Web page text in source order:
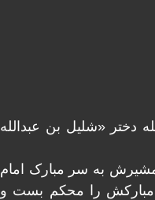
دختر «شلیل بن عبدالله
به سر مبارک امام
مبارکش را محکم بست و